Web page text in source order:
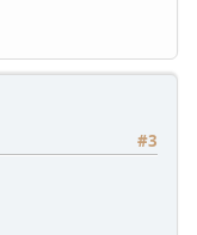
#3